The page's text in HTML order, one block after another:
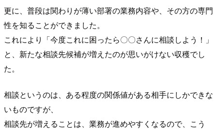
更に、普段は関わりが薄い部署の業務内容や、その方の専門
性を知ることができました。
これにより「今度これに困ったら〇〇さんに相談しよう！」
と、新たな相談先候補が増えたのが思いがけない収穫でし
た。
相談というのは、ある程度の関係値がある相手にしかできな
いものですが、
相談先が増えることは、業務が進めやすくなるので、こう